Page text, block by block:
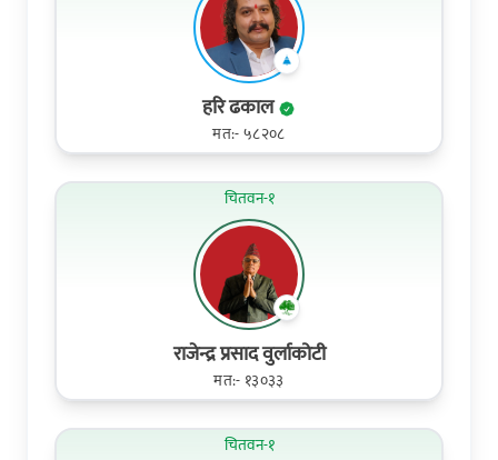
हरि ढकाल
मत:- ५८२०८
चितवन-१
राजेन्द्र प्रसाद वुर्लाकोटी
मत:- १३०३३
चितवन-१